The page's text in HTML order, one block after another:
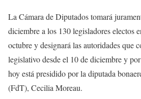
La Cámara de Diputados tomará
diciembre a los 130 legisladores electos
octubre y designará las autoridades que
legislativo desde el 10 de diciembre y
hoy está presidido por la diputada
(FdT), Cecilia Moreau.